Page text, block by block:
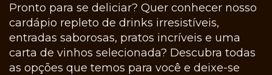
Pronto para se deliciar? Quer conhecer nosso
cardápio repleto de drinks irresistíveis,
entradas saborosas, pratos incríveis e uma
carta de vinhos selecionada? Descubra todas
as opções que temos para você e deixe-se